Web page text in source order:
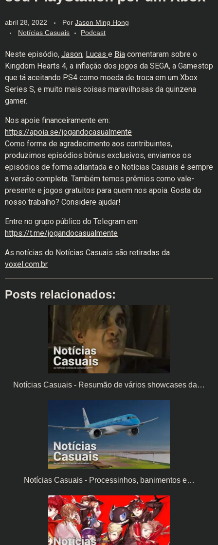
abril 28, 2022 Por Jason Ming Hong
Notícias Casuais
Podcast
Neste episódio, Jason, Lucas e Bia comentaram sobre o
Kingdom Hearts 4, a inflação dos jogos da SEGA, a Gamestop
que tá aceitando PS4 como moeda de troca em um Xbox
Series S, e muito mais coisas maravilhosas da quinzena
gamer.
Nos apoie financeiramente em:
https://apoia.se/jogandocasualmente
Como forma de agradecimento aos contribuintes,
produzimos episódios bônus exclusivos, enviamos os
episódios de forma adiantada e o Notícias Casuais é sempre
a versão completa. Também temos prêmios como vale-
presente e jogos gratuitos para quem nos apoia. Gosta do
nosso trabalho? Considere ajudar!
Entre no grupo público do Telegram em
https://t.me/jogandocasualmente
As notícias do Notícias Casuais são retiradas da
voxel.com.br
Posts relacionados:
Notícias Casuais - Resumão de vários showcases da…
Notícias Casuais - Processinhos, banimentos e…